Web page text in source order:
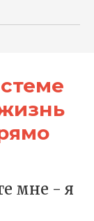
мне - я